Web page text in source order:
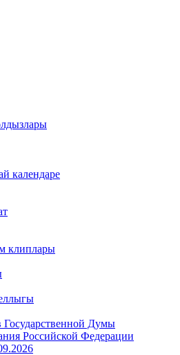
календаре
клиплары
Думы
Российской Федерации